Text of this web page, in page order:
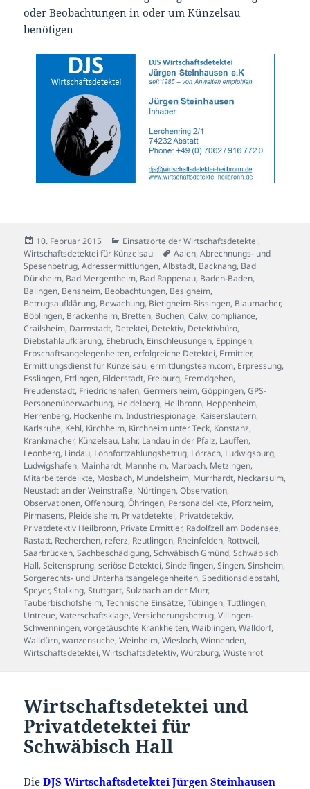
oder Beobachtungen in oder um Künzelsau
benötigen
Veröffentlicht
am
10. Februar 2015 Kategorien
Einsatzorte der Wirtschaftsdetektei,
Wirtschaftsdetektei für Künzelsau
Schlagwörter
Aalen,Abrechnungs- und
Spesenbetrug,Adressermittlungen,Albstadt, Backnang, Bad
Dürkheim, Bad Mergentheim, Bad Rappenau, Baden-Baden,
Balingen, Bensheim, Beobachtungen, Besigheim,
Betrugsaufklärung, Bewachung, Bietigheim-Bissingen, Blaumacher,
Böblingen, Brackenheim, Bretten, Buchen,Calw,compliance,
Crailsheim, Darmstadt, Detektei, Detektiv, Detektivbüro,
Diebstahlaufklärung, Ehebruch, Einschleusungen, Eppingen,
Erbschaftsangelegenheiten,erfolgreiche Detektei, Ermittler,
Ermittlungsdienst für Künzelsau,ermittlungsteam.com, Erpressung,
Esslingen, Ettlingen, Filderstadt, Freiburg, Fremdgehen,
Freudenstadt, Friedrichshafen,Germersheim,Göppingen,GPS-
Personenüberwachung, Heidelberg, Heilbronn, Heppenheim,
Herrenberg, Hockenheim,Industriespionage, Kaiserslautern,
Karlsruhe, Kehl, Kirchheim, Kirchheim unter Teck, Konstanz,
Krankmacher, Künzelsau, Lahr, Landau in der Pfalz, Lauffen,
Leonberg, Lindau, Lohnfortzahlungsbetrug, Lörrach, Ludwigsburg,
Ludwigshafen, Mainhardt, Mannheim, Marbach, Metzingen,
Mitarbeiterdelikte, Mosbach, Mundelsheim, Murrhardt, Neckarsulm,
Neustadt an der Weinstraße, Nürtingen,Observation,
Observationen,Offenburg,Öhringen, Personaldelikte, Pforzheim,
Pirmasens, Pleidelsheim, Privatdetektei, Privatdetektiv,
Privatdetektiv Heilbronn, Private Ermittler, Radolfzell am Bodensee,
Rastatt, Recherchen, referz, Reutlingen, Rheinfelden, Rottweil,
Saarbrücken,Sachbeschädigung,Schwäbisch Gmünd,Schwäbisch
Hall,Seitensprung,seriöse Detektei,Sindelfingen,Singen,Sinsheim,
Sorgerechts- und Unterhaltsangelegenheiten,Speditionsdiebstahl,
Speyer,Stalking,Stuttgart,Sulzbach an der Murr,
Tauberbischofsheim,Technische Einsätze,Tübingen,Tuttlingen,
Untreue,Vaterschaftsklage,Versicherungsbetrug,Villingen-
Schwenningen,vorgetäuschte Krankheiten,Waiblingen,Walldorf,
Walldürn,wanzensuche,Weinheim,Wiesloch,Winnenden,
Wirtschaftsdetektei,Wirtschaftsdetektiv,Würzburg,Wüstenrot
Wirtschaftsdetektei und
Privatdetektei für
Schwäbisch Hall
DieDJS Wirtschaftsdetektei Jürgen Steinhausen